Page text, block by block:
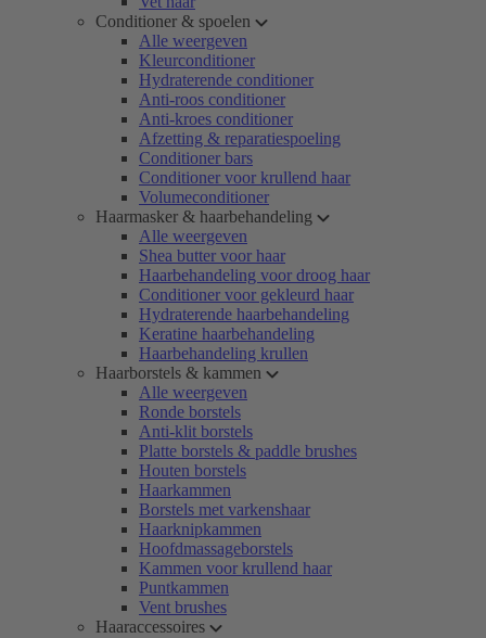
Conditioner & spoelen
Alle weergeven
Kleurconditioner
Hydraterende conditioner
Anti-roos conditioner
Anti-kroes conditioner
Afzetting & reparatiespoeling
Conditioner bars
Conditioner voor krullend haar
Volumeconditioner
Haarmasker & haarbehandeling
Alle weergeven
Shea butter voor haar
Haarbehandeling voor droog haar
Conditioner voor gekleurd haar
Hydraterende haarbehandeling
Keratine haarbehandeling
Haarbehandeling krullen
Haarborstels & kammen
Alle weergeven
Ronde borstels
Anti-klit borstels
Platte borstels & paddle brushes
Houten borstels
Haarkammen
Borstels met varkenshaar
Haarknipkammen
Hoofdmassageborstels
Kammen voor krullend haar
Puntkammen
Vent brushes
Haaraccessoires